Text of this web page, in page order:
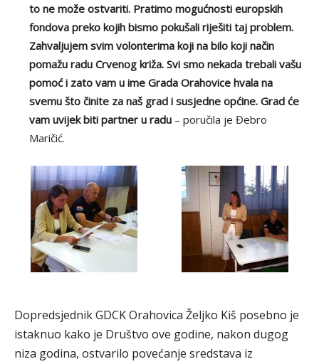
to ne može ostvariti. Pratimo mogućnosti europskih
fondova preko kojih bismo pokušali riješiti taj problem.
Zahvaljujem svim volonterima koji na bilo koji način
pomažu radu Crvenog križa. Svi smo nekada trebali vašu
pomoć i zato vam u ime Grada Orahovice hvala na
svemu što činite za naš grad i susjedne općine. Grad će
vam uvijek biti partner u radu – poručila je Đebro
Maričić.
Dopredsjednik GDCK Orahovica Željko Kiš posebno je
istaknuo kako je Društvo ove godine, nakon dugog
niza godina, ostvarilo povećanje sredstava iz